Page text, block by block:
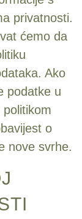
privatnosti.
ćemo da
Ako
podatke u
o
nove svrhe.